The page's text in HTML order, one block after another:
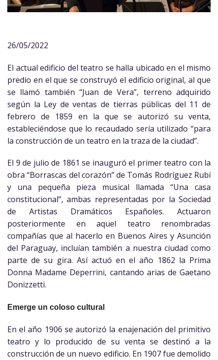
26/05/2022
El actual edificio del teatro se halla ubicado en el mismo
predio en el que se construyó el edificio original, al que
se llamó también “Juan de Vera”, terreno adquirido
según la Ley de ventas de tierras públicas del 11 de
febrero de 1859 en la que se autorizó su venta,
estableciéndose que lo recaudado sería utilizado “para
la construcción de un teatro en la traza de la ciudad”.
El 9 de julio de 1861 se inauguró el primer teatro con la
obra “Borrascas del corazón” de Tomás Rodríguez Rubí
y una pequeña pieza musical llamada “Una casa
constitucional”, ambas representadas por la Sociedad
de Artistas Dramáticos Españoles. Actuaron
posteriormente en aquel teatro renombradas
compañías que al hacerlo en Buenos Aires y Asunción
del Paraguay, incluían también a nuestra ciudad como
parte de su gira. Así actuó en el año 1862 la Prima
Donna Madame Deperrini, cantando arias de Gaetano
Donizzetti.
Emerge un coloso cultural
En el año 1906 se autorizó la enajenación del primitivo
teatro y lo producido de su venta se destinó a la
construcción de un nuevo edificio. En 1907 fue demolido